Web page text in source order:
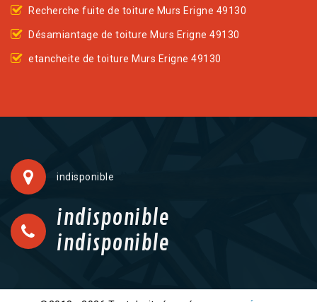
Recherche fuite de toiture Murs Erigne 49130
Désamiantage de toiture Murs Erigne 49130
etancheite de toiture Murs Erigne 49130
indisponible
indisponible
indisponible